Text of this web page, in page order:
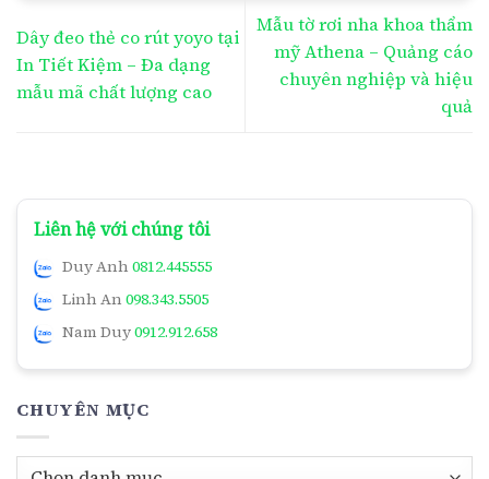
Dây đeo thẻ co rút yoyo tại
In Tiết Kiệm – Đa dạng
mẫu mã chất lượng cao
Mẫu tờ rơi nha khoa thẩm
mỹ Athena – Quảng cáo
chuyên nghiệp và hiệu
quả
Liên hệ với chúng tôi
Duy Anh 0812.445555
Linh An 098.343.5505
Nam Duy0912.912.658
CHUYÊN MỤC
Chuyên